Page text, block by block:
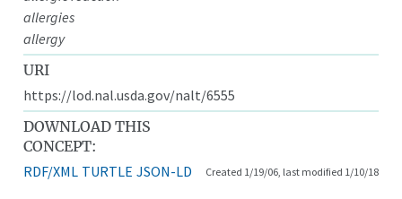
allergies
allergy
URI
https://lod.nal.usda.gov/nalt/6555
DOWNLOAD THIS
CONCEPT:
RDF/XML TURTLE JSON-LD Created 1/19/06, last modified 1/10/18